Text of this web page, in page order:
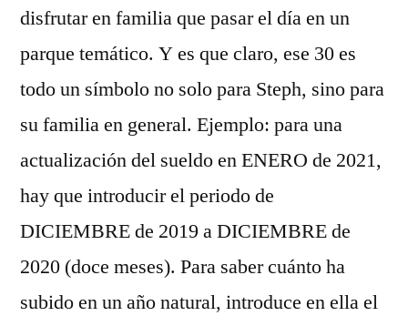
disfrutar en familia que pasar el día en un
parque temático. Y es que claro, ese 30 es
todo un símbolo no solo para Steph, sino para
su familia en general. Ejemplo: para una
actualización del sueldo en ENERO de 2021,
hay que introducir el periodo de
DICIEMBRE de 2019 a DICIEMBRE de
2020 (doce meses). Para saber cuánto ha
subido en un año natural, introduce en ella el